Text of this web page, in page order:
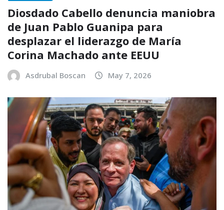
Diosdado Cabello denuncia maniobra
de Juan Pablo Guanipa para
desplazar el liderazgo de María
Corina Machado ante EEUU
Asdrubal Boscan May 7, 2026